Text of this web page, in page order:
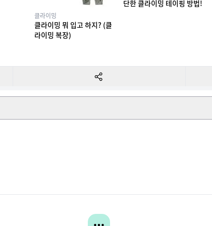
클라이밍
클라이밍 뭐 입고 하지? (클
라이밍 복장)
단한 클라이밍 테이핑 방법!